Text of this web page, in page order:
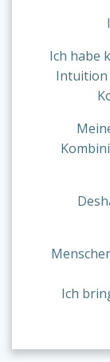
Ich habe
Intuition
Ich